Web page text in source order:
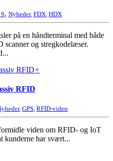
, Nyheder, FDX HDX
på en håndterminal med både
og stregkodelæser.
+
RFID
, GPS, RFID-viden
viden om RFID- og IoT
kunderne har svært...